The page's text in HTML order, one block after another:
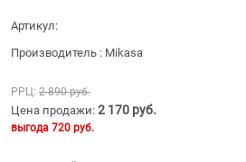
Артикул:
Производитель : Mikasa
РРЦ: 2 890 руб.
Цена продажи: 2 170 руб.
выгода 720 руб.